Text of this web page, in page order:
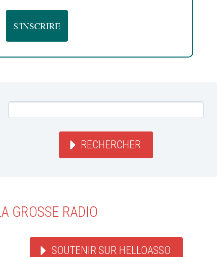
RECHERCHER
GROSSE RADIO
SOUTENIR SUR HELLOASSO